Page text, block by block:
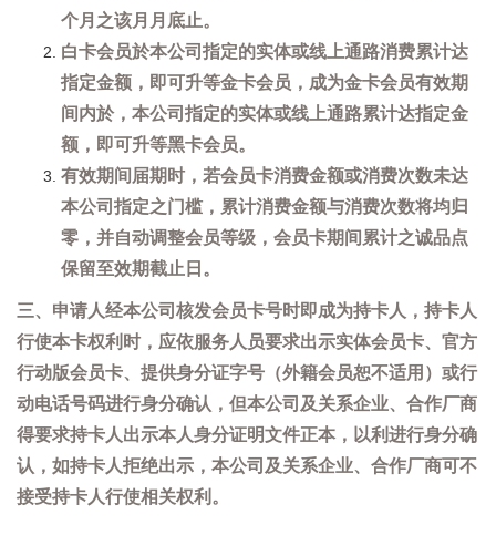
个月之该月月底止。
白卡会员於本公司指定的实体或线上通路消费累计达
指定金额，即可升等金卡会员，成为金卡会员有效期
间内於，本公司指定的实体或线上通路累计达指定金
额，即可升等黑卡会员。
有效期间届期时，若会员卡消费金额或消费次数未达
本公司指定之门槛，累计消费金额与消费次数将均归
零，并自动调整会员等级，会员卡期间累计之诚品点
保留至效期截止日。
三、申请人经本公司核发会员卡号时即成为持卡人，持卡人
行使本卡权利时，应依服务人员要求出示实体会员卡、官方
行动版会员卡、提供身分证字号（外籍会员恕不适用）或行
动电话号码进行身分确认，但本公司及关系企业、合作厂商
得要求持卡人出示本人身分证明文件正本，以利进行身分确
认，如持卡人拒绝出示，本公司及关系企业、合作厂商可不
接受持卡人行使相关权利。